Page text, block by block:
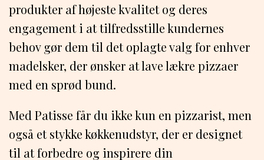
produkter af højeste kvalitet og deres
engagement i at tilfredsstille kundernes
behov gør dem til det oplagte valg for enhver
madelsker, der ønsker at lave lækre pizzaer
med en sprød bund.
Med Patisse får du ikke kun en pizzarist, men
også et stykke køkkenudstyr, der er designet
til at forbedre og inspirere din